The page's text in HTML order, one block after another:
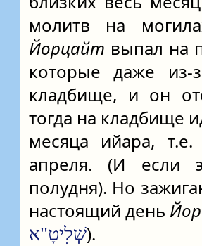
молитв на
Йорцайт выпал на
которые даже
кладбище, и он
тогда на кладбище
месяца ийара,
апреля. (И если
полудня). Но
настоящий день
שְׁלִיטָ"א).